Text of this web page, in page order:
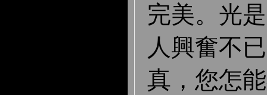
完美。光
人興奮不
真，您怎